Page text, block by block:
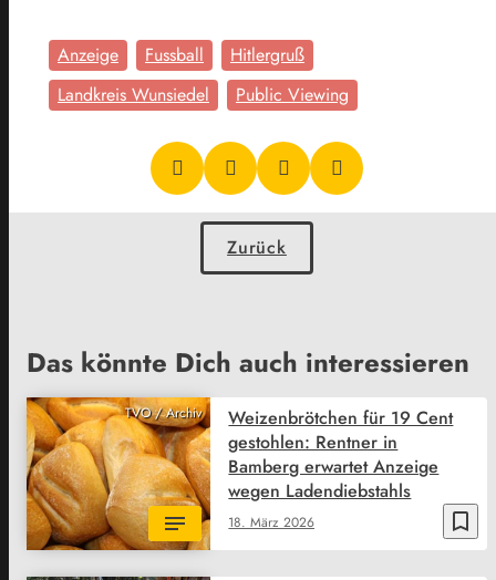
Anzeige Fussball
Hitlergruß
Landkreis Wunsiedel
Public Viewing
Zurück
Das könnte Dich auch interessieren
TVO / Archiv
bookmark_border
18. März 2026
Weizenbrötchen für 19 Cent
gestohlen: Rentner in
Bamberg erwartet Anzeige
wegen Ladendiebstahls